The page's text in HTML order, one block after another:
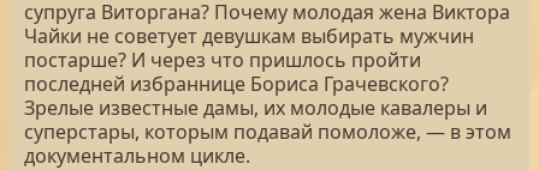
супруга Виторгана? Почему молодая жена Виктора
Чайки не советует девушкам выбирать мужчин
постарше? И через что пришлось пройти
последней избраннице Бориса Грачевского?
Зрелые известные дамы, их молодые кавалеры и
суперстары, которым подавай помоложе, — в этом
документальном цикле.